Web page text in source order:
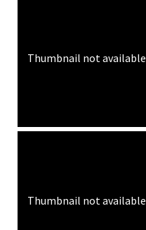
Thumbnail not available
Thumbnail not available